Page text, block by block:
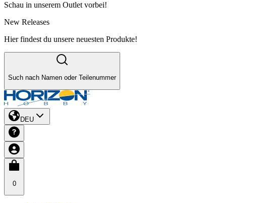
Schau in unserem Outlet vorbei!
New Releases
Hier findest du unsere neuesten Produkte!
Such nach Namen oder Teilenummer
DEU
0